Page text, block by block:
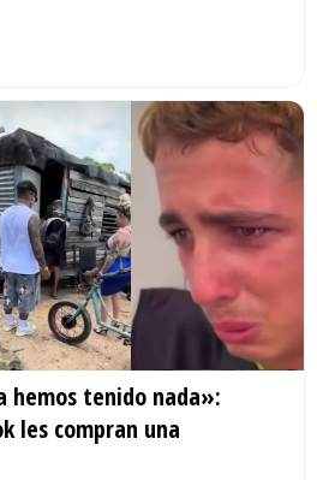
hemos tenido nada»:
les compran una